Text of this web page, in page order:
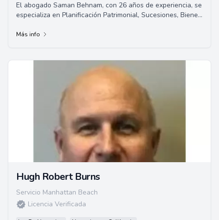
El abogado Saman Behnam, con 26 años de experiencia, se
especializa en Planificación Patrimonial, Sucesiones, Bienes
civiles y mediación. Ofrece servicios legales especializados
Más info
Hugh Robert Burns
Servicio Manhattan Beach
Licencia Verificada